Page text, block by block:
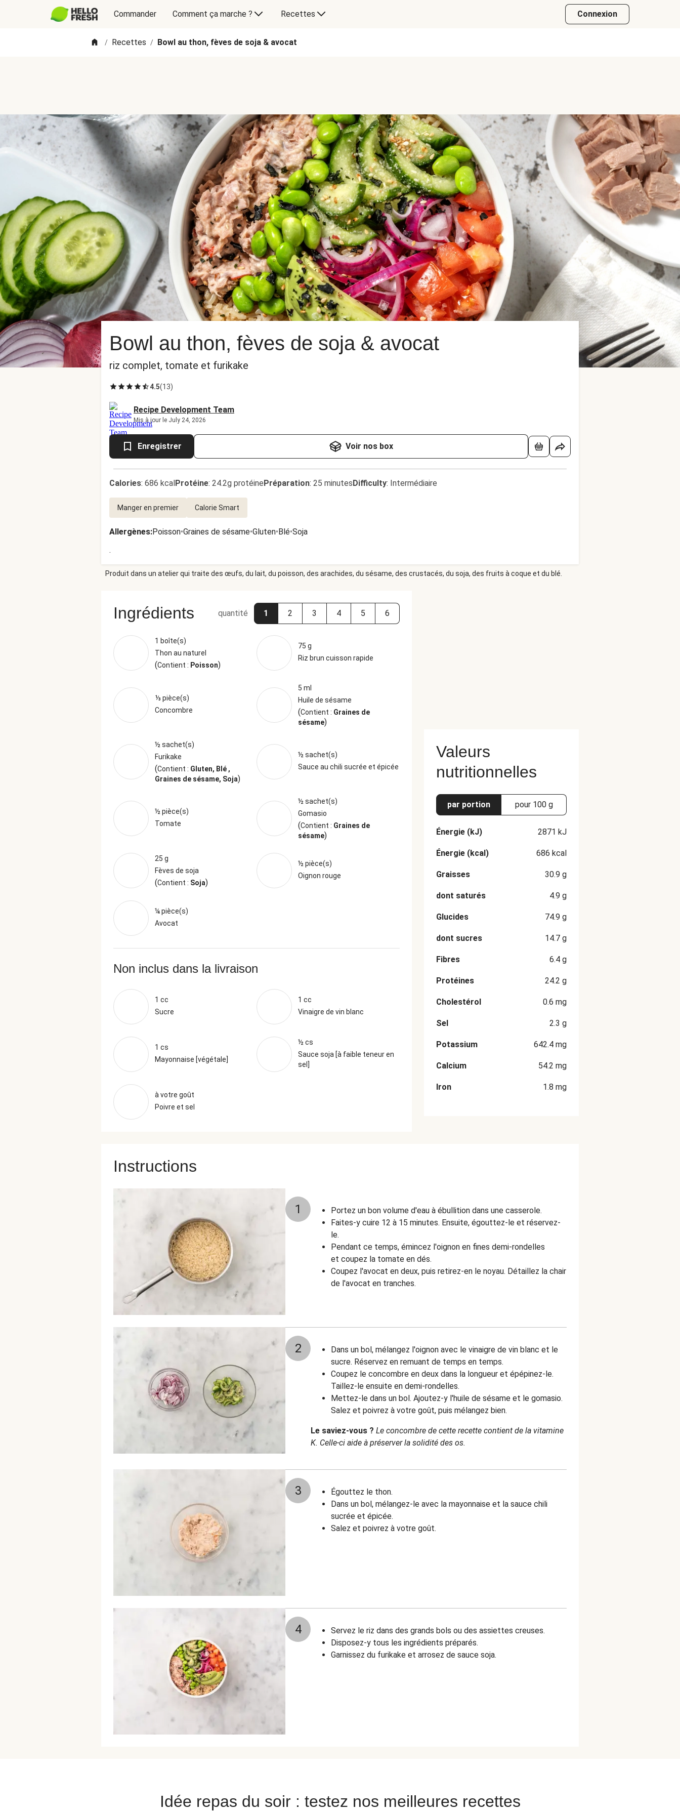
Commander Comment ça marche ? Recettes Connexion
/ Recettes / Bowl au thon, fèves de soja & avocat
Bowl au thon, fèves de soja & avocat
riz complet, tomate et furikake
4.5(13)
Recipe Development Team
Mis à jour le July 24, 2026
Enregistrer Voir nos box
Calories: 686 kcalProtéine: 24.2g protéinePréparation: 25 minutesDifficulty: Intermédiaire
Manger en premier Calorie Smart
Allergènes:Poisson•Graines de sésame•Gluten•Blé•Soja
.
Produit dans un atelier qui traite des œufs, du lait, du poisson, des arachides, du sésame, des crustacés, du soja, des fruits à coque et du blé.
Ingrédients quantité 1 2 3 4 5 6
1 boîte(s)
Thon au naturel
(Contient : Poisson)
75 g
Riz brun cuisson rapide
⅓ pièce(s)
Concombre
5 ml
Huile de sésame
(Contient : Graines de
sésame)
½ sachet(s)
Furikake
(Contient : Gluten, Blé ,
Graines de sésame, Soja)
½ sachet(s)
Sauce au chili sucrée et épicée
½ pièce(s)
Tomate
½ sachet(s)
Gomasio
(Contient : Graines de
sésame)
25 g
Fèves de soja
(Contient : Soja)
½ pièce(s)
Oignon rouge
¼ pièce(s)
Avocat
Non inclus dans la livraison
1 cc
Sucre
1 cc
Vinaigre de vin blanc
1 cs
Mayonnaise [végétale]
½ cs
Sauce soja [à faible teneur en
sel]
à votre goût
Poivre et sel
Valeurs
nutritionnelles
par portion pour 100 g
Énergie (kJ) 2871 kJ
Énergie (kcal) 686 kcal
Graisses 30.9 g
dont saturés 4.9 g
Glucides 74.9 g
dont sucres 14.7 g
Fibres 6.4 g
Protéines 24.2 g
Cholestérol 0.6 mg
Sel 2.3 g
Potassium 642.4 mg
Calcium 54.2 mg
Iron 1.8 mg
Instructions
1
Portez un bon volume d'eau à ébullition dans une casserole.
Faites-y cuire 12 à 15 minutes. Ensuite, égouttez-le et réservez-
le.
Pendant ce temps, émincez l'oignon en fines demi-rondelles
et coupez la tomate en dés.
Coupez l'avocat en deux, puis retirez-en le noyau. Détaillez la chair
de l'avocat en tranches.
2
Dans un bol, mélangez l'oignon avec le vinaigre de vin blanc et le
sucre. Réservez en remuant de temps en temps.
Coupez le concombre en deux dans la longueur et épépinez-le.
Taillez-le ensuite en demi-rondelles.
Mettez-le dans un bol. Ajoutez-y l'huile de sésame et le gomasio.
Salez et poivrez à votre goût, puis mélangez bien.
Le saviez-vous ? Le concombre de cette recette contient de la vitamine
K. Celle-ci aide à préserver la solidité des os.
3
Égouttez le thon.
Dans un bol, mélangez-le avec la mayonnaise et la sauce chili
sucrée et épicée.
Salez et poivrez à votre goût.
4
Servez le riz dans des grands bols ou des assiettes creuses.
Disposez-y tous les ingrédients préparés.
Garnissez du furikake et arrosez de sauce soja.
Idée repas du soir : testez nos meilleures recettes